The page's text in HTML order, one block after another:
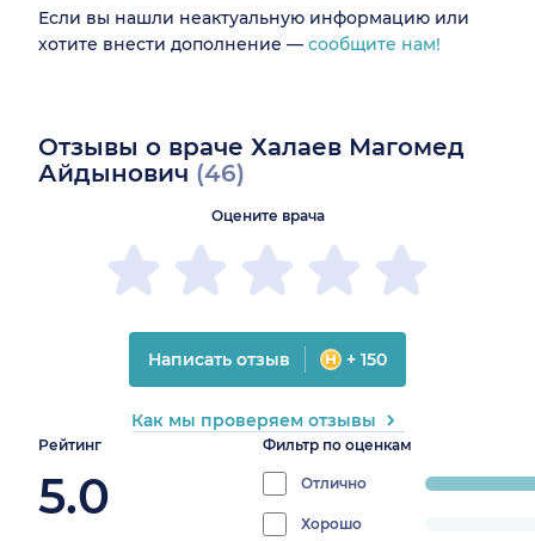
Если вы нашли неактуальную информацию или
хотите внести дополнение — сообщите нам!
Отзывы о враче Халаев Магомед
Айдынович (46)
Рейтинг
5.0
Фильтр по оценкам
Отлично
progress:
Хорошо
Оцените врача
Написать отзыв + 150
Как мы проверяем отзывы